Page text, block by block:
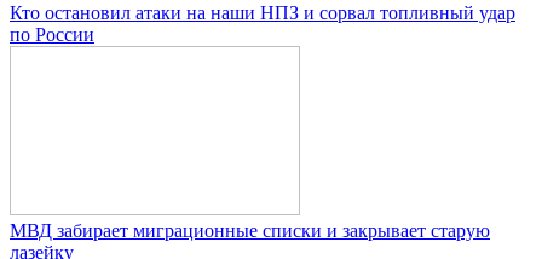
Кто остановил атаки на наши НПЗ и сорвал топливный удар
по России
МВД забирает миграционные списки и закрывает старую
лазейку